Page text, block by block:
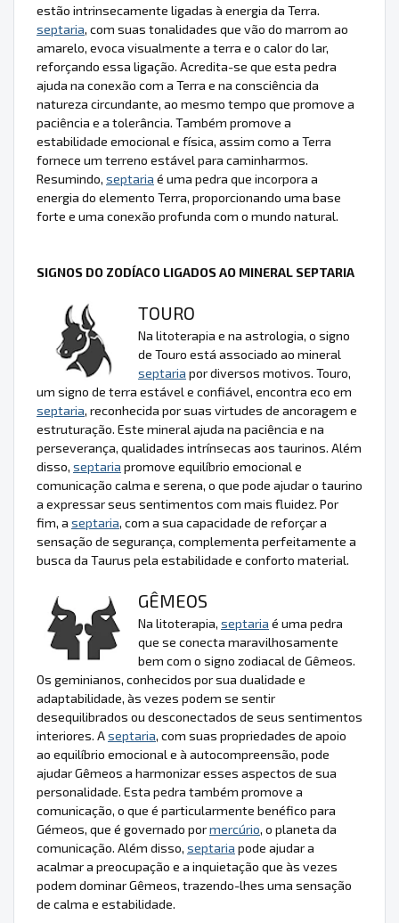
estão intrinsecamente ligadas à energia da Terra.
septaria, com suas tonalidades que vão do marrom ao
amarelo, evoca visualmente a terra e o calor do lar,
reforçando essa ligação. Acredita-se que esta pedra
ajuda na conexão com a Terra e na consciência da
natureza circundante, ao mesmo tempo que promove a
paciência e a tolerância. Também promove a
estabilidade emocional e física, assim como a Terra
fornece um terreno estável para caminharmos.
Resumindo, septaria é uma pedra que incorpora a
energia do elemento Terra, proporcionando uma base
forte e uma conexão profunda com o mundo natural.
SIGNOS DO ZODÍACO LIGADOS AO MINERAL SEPTARIA
TOURO
Na litoterapia e na astrologia, o signo
de Touro está associado ao mineral
septaria por diversos motivos. Touro,
um signo de terra estável e confiável, encontra eco em
septaria, reconhecida por suas virtudes de ancoragem e
estruturação. Este mineral ajuda na paciência e na
perseverança, qualidades intrínsecas aos taurinos. Além
disso, septaria promove equilíbrio emocional e
comunicação calma e serena, o que pode ajudar o taurino
a expressar seus sentimentos com mais fluidez. Por
fim, a septaria, com a sua capacidade de reforçar a
sensação de segurança, complementa perfeitamente a
busca da Taurus pela estabilidade e conforto material.
GÊMEOS
Na litoterapia, septaria é uma pedra
que se conecta maravilhosamente
bem com o signo zodiacal de Gêmeos.
Os geminianos, conhecidos por sua dualidade e
adaptabilidade, às vezes podem se sentir
desequilibrados ou desconectados de seus sentimentos
interiores. Aseptaria, com suas propriedades de apoio
ao equilíbrio emocional e à autocompreensão, pode
ajudar Gêmeos a harmonizar esses aspectos de sua
personalidade. Esta pedra também promove a
comunicação, o que é particularmente benéfico para
Gémeos, que é governado pormercúrio, o planeta da
comunicação. Além disso, septaria pode ajudar a
acalmar a preocupação e a inquietação que às vezes
podem dominar Gêmeos, trazendo-lhes uma sensação
de calma e estabilidade.